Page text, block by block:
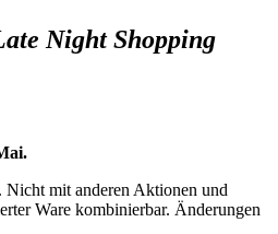
Night Shopping
.
Nicht mit anderen Aktionen und
Ware kombinierbar. Änderungen